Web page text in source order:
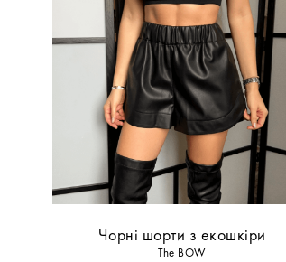
Чорні шорти з екошкіри
The BOW